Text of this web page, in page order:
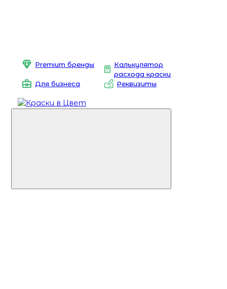
Premium бренды
Калькулятор
расхода краски
Для бизнеса
Реквизиты